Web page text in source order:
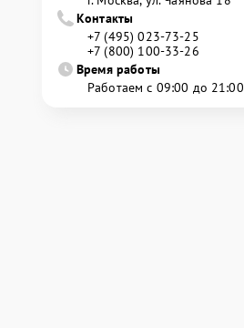
Контакты
+7 (495) 023-73-25
+7 (800) 100-33-26
Время работы
Работаем с 09:00 до 21:00